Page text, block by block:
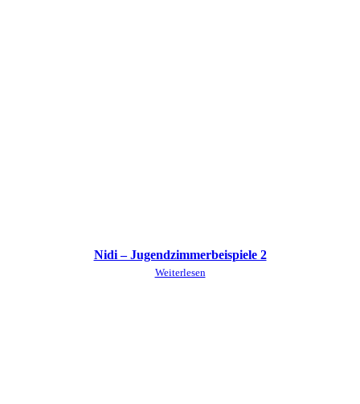
Nidi – Jugendzimmerbeispiele 2
Weiterlesen